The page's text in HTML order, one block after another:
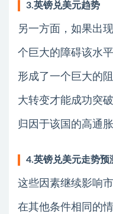
3.英镑兑美元趋势
另一方面，如果出
个巨大的障碍该水
形成了一个巨大的
大转变才能成功突
归因于该国的高通
4.英镑兑美元走势预
这些因素继续影响
在其他条件相同的